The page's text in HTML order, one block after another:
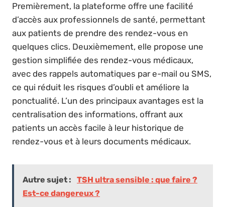
Premièrement, la plateforme offre une facilité
d’accès aux professionnels de santé, permettant
aux patients de prendre des rendez-vous en
quelques clics. Deuxièmement, elle propose une
gestion simplifiée des rendez-vous médicaux,
avec des rappels automatiques par e-mail ou SMS,
ce qui réduit les risques d’oubli et améliore la
ponctualité. L’un des principaux avantages est la
centralisation des informations, offrant aux
patients un accès facile à leur historique de
rendez-vous et à leurs documents médicaux.
Autre sujet :
TSH ultra sensible : que faire ?
Est-ce dangereux ?